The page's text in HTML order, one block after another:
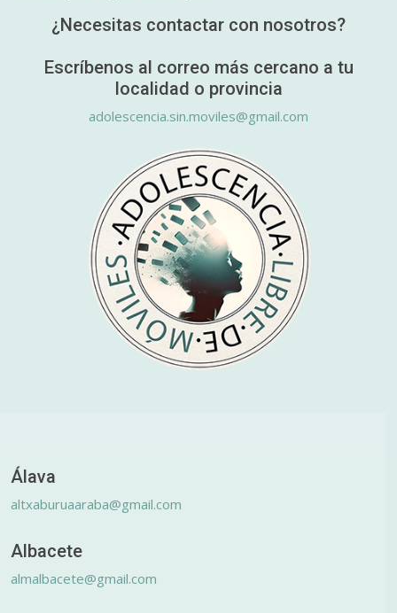
¿Necesitas contactar con nosotros?
Escríbenos al correo más cercano a tu
localidad o provincia
adolescencia.sin.moviles@gmail.com
Álava
altxaburuaaraba@gmail.com
Albacete
almalbacete@gmail.com